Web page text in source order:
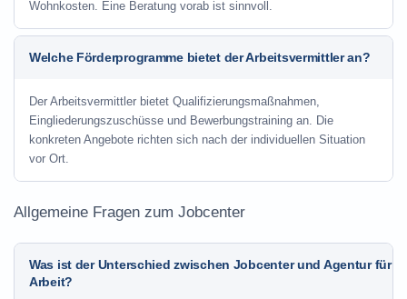
Wohnkosten. Eine Beratung vorab ist sinnvoll.
Welche Förderprogramme bietet der Arbeitsvermittler an?
Der Arbeitsvermittler bietet Qualifizierungsmaßnahmen,
Eingliederungszuschüsse und Bewerbungstraining an. Die
konkreten Angebote richten sich nach der individuellen Situation
vor Ort.
Allgemeine Fragen zum Jobcenter
Was ist der Unterschied zwischen Jobcenter und Agentur für
Arbeit?